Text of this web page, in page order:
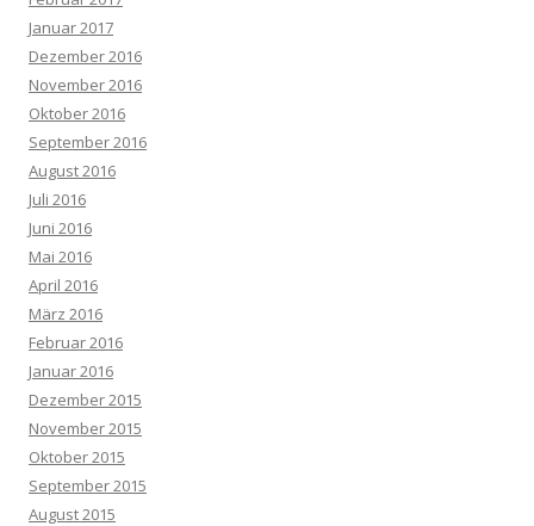
Januar 2017
Dezember 2016
November 2016
Oktober 2016
September 2016
August 2016
Juli 2016
Juni 2016
Mai 2016
April 2016
März 2016
Februar 2016
Januar 2016
Dezember 2015
November 2015
Oktober 2015
September 2015
August 2015